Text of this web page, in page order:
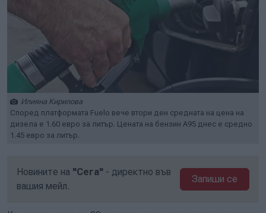
Илияна Кирилова
Според платформата Fuelo вече втори ден средната на цена на
дизела е 1.60 евро за литър. Цената на бензин А95 днес е средно
1.45 евро за литър.
Новините на "Сега" - директно във
вашия мейл.
Запиши се